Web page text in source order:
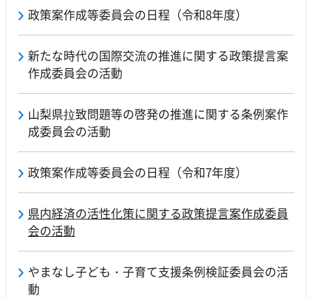
政策案作成等委員会の日程（令和8年度）
新たな時代の国際交流の推進に関する政策提言案
作成委員会の活動
山梨県拉致問題等の啓発の推進に関する条例案作
成委員会の活動
政策案作成等委員会の日程（令和7年度）
県内経済の活性化策に関する政策提言案作成委員
会の活動
やまなし子ども・子育て支援条例検証委員会の活
動